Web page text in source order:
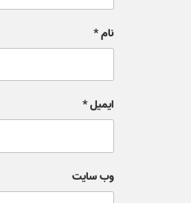
نام*
ایمیل*
وب‌ سایت